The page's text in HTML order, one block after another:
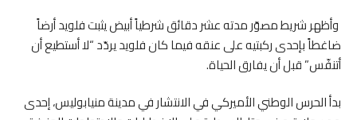
وأظهر شريط مصوّر مدته عشر دقائق شرطياً أبيض يثبت فلويد أرضاً
ضاغطاً بإحدى ركبتيه على عنقه فيما كان فلويد يردّد “لا أستطيع أن
أتنفّس” قبل أن يفارق الحياة.
بدأ الحرس الوطني الأميركي في الانتشار في مدينة منيابوليس، إحدى